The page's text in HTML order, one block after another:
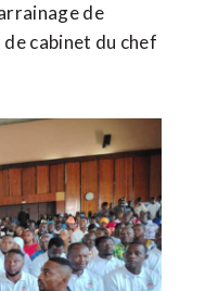
de
cabinet du chef